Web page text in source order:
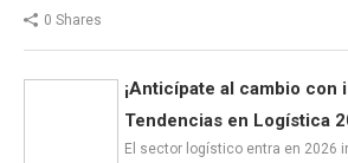
0 Shares
¡Anticípate al cambio con
Tendencias en Logística
El sector logístico entra en 2026